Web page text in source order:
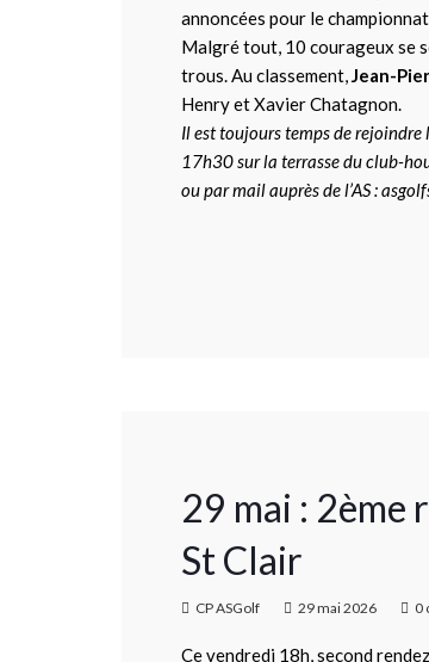
annoncées pour le
Malgré tout, 10 courageux se
trous. Au classement,Jean-
Henry et Xavier Chatagnon.
Il est toujours temps de rejoindre
17h30 sur la terrasse du club-
ou par mail auprès de l’AS :
29 mai : 2ème
St Clair
CP ASGolf 29 mai 2026 0
Ce vendredi 18h, second